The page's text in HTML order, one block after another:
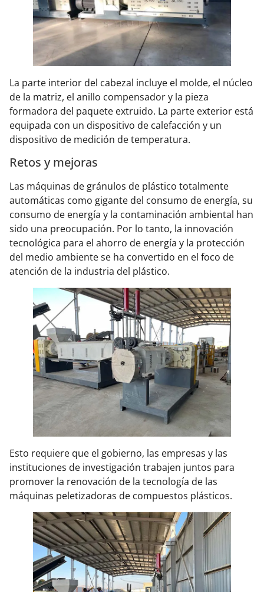
La parte interior del cabezal incluye el molde, el núcleo
de la matriz, el anillo compensador y la pieza
formadora del paquete extruido. La parte exterior está
equipada con un dispositivo de calefacción y un
dispositivo de medición de temperatura.
Retos y mejoras
Las máquinas de gránulos de plástico totalmente
automáticas como gigante del consumo de energía, su
consumo de energía y la contaminación ambiental han
sido una preocupación. Por lo tanto, la innovación
tecnológica para el ahorro de energía y la protección
del medio ambiente se ha convertido en el foco de
atención de la industria del plástico.
Esto requiere que el gobierno, las empresas y las
instituciones de investigación trabajen juntos para
promover la renovación de la tecnología de las
máquinas peletizadoras de compuestos plásticos.